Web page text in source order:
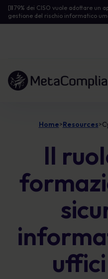
[Il79% dei CISO vuole adottare un
gestione del rischio informatico
Link alla homepage
Home>Resources>
Il